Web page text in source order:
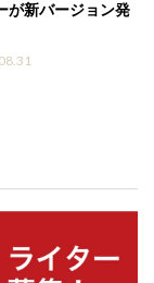
が新バージョン発